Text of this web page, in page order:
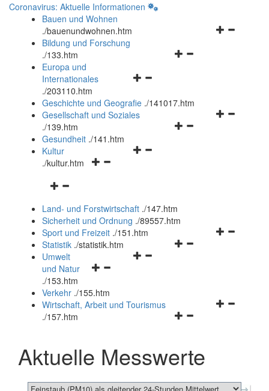
Coronavirus: Aktuelle Informationen
Bauen und Wohnen
./bauenundwohnen.htm
Navigationsmenü
Bildung und Forschung
./133.htm
Navigationsmenü
und
schließen
Europa und
Internationales
./203110.htm
Geschichte und Geografie ./141017.htm
Navigationsmenü
Gesellschaft und Soziales
./139.htm
Navigationsmenü
Gesundheit ./141.htm
Navigationsmenü
Kultur
./kultur.htm
Navigationsmenü
und
schließen
Land- und Forstwirtschaft ./147.htm
Sicherheit und Ordnung ./89557.htm
Navigationsmenü
Sport und Freizeit ./151.htm
Navigationsmenü
Statistik ./statistik.htm
Navigationsmenü
und
schließen
Umwelt
und Natur
./153.htm
Verkehr ./155.htm
Navigationsmenü
schließen
Wirtschaft, Arbeit und Tourismus
./157.htm
Aktuelle Messwerte